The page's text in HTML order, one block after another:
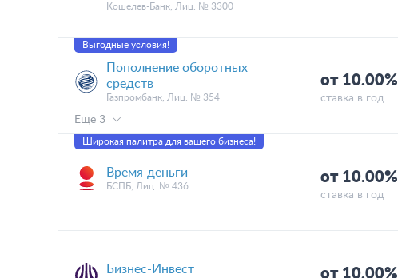
Кошелев-Банк, Лиц. № 3300
Выгодные условия!
Пополнение оборотных
средств
Газпромбанк, Лиц. № 354
от 10.00%
ставка в год
Еще 3
Широкая палитра для вашего бизнеса!
Время-деньги
БСПБ, Лиц. № 436
от 10.00%
ставка в год
Бизнес-Инвест от 10.00%